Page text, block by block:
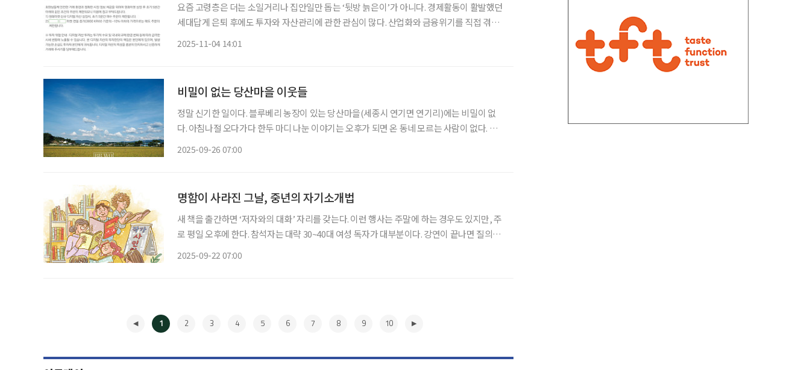
요즘 고령층은 더는 소일거리나 집안일만 돕는 ‘뒷방 늙은이’가 아니다. 경제활동이 활발했던
세대답게 은퇴 후에도 투자와 자산관리에 관한 관심이 많다. 산업화와 금융위기를 직접 겪으
2025-11-04 14:01
비밀이 없는 당산마을 이웃들
정말 신기한 일이다. 블루베리 농장이 있는 당산마을(세종시 연기면 연기리)에는 비밀이 없
다. 아침나절 오다가다 한두 마디 나눈 이야기는 오후가 되면 온 동네 모르는 사람이 없다. 모
2025-09-26 07:00
명함이 사라진 그날, 중년의 자기소개법
새 책을 출간하면 ‘저자와의 대화’ 자리를 갖는다. 이런 행사는 주말에 하는 경우도 있지만, 주
로 평일 오후에 한다. 참석자는 대략 30~40대 여성 독자가 대부분이다. 강연이 끝나면 질의응
2025-09-22 07:00
1 2 3 4 5 6 7 8 9 10